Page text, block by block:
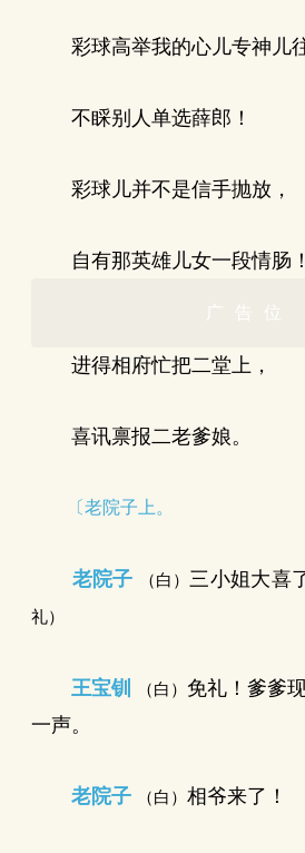
彩球高举我的心儿专神儿
不睬别人单选薛郎！
彩球儿并不是信手抛放，
自有那英雄儿女一段情肠！
广告位
进得相府忙把二堂上，
喜讯禀报二老爹娘。
〔老院子上。
老院子 （白） 三小姐大喜
礼）
王宝钏 （白） 免礼！爹爹
一声。
老院子 （白） 相爷来了！